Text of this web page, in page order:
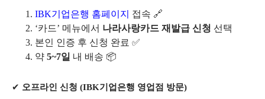
IBK기업은행 홈페이지
접속 🔗
‘카드’ 메뉴에서 나라사랑카드 재발급 신청 선택
본인 인증 후 신청 완료 ✅
약 5~7일 내 배송 📦
✔ 오프라인 신청 (IBK기업은행 영업점 방문)